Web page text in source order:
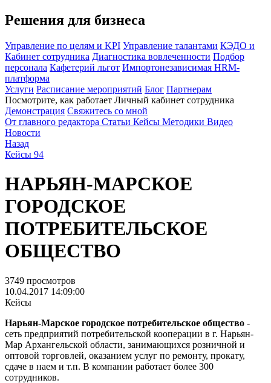
Решения для бизнеса
Управление по целям и KPI Управление талантами КЭДО и
Кабинет сотрудника Диагностика вовлеченности Подбор
персонала Кафетерий льгот Импортонезависимая HRM-
платформа
Услуги Расписание мероприятий Блог Партнерам
Посмотрите, как работает Личный кабинет сотрудника
Демонстрация Свяжитесь со мной
От главного редактора Статьи Кейсы Методики Видео
Новости
Назад
Кейсы 94
НАРЬЯН-МАРСКОЕ
ГОРОДСКОЕ
ПОТРЕБИТЕЛЬСКОЕ
ОБЩЕСТВО
3749 просмотров
10.04.2017 14:09:00
Кейсы
Нарьян-Марское городское потребительское общество -
сеть предприятий потребительской кооперации в г. Нарьян-
Мар Архангельской области, занимающихся розничной и
оптовой торговлей, оказанием услуг по ремонту, прокату,
сдаче в наем и т.п. В компании работает более 300
сотрудников.